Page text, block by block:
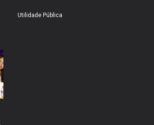
Utilidade Pública